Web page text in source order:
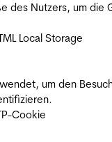
des Nutzers, um die
Local Storage
um den
Cookie